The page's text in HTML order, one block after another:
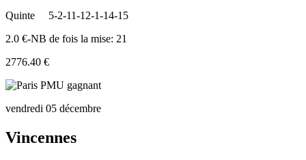
Quinte
5-2-11-12-1-14-15
2.0 €-NB de fois la mise: 21
2776.40 €
vendredi 05 décembre
Vincennes